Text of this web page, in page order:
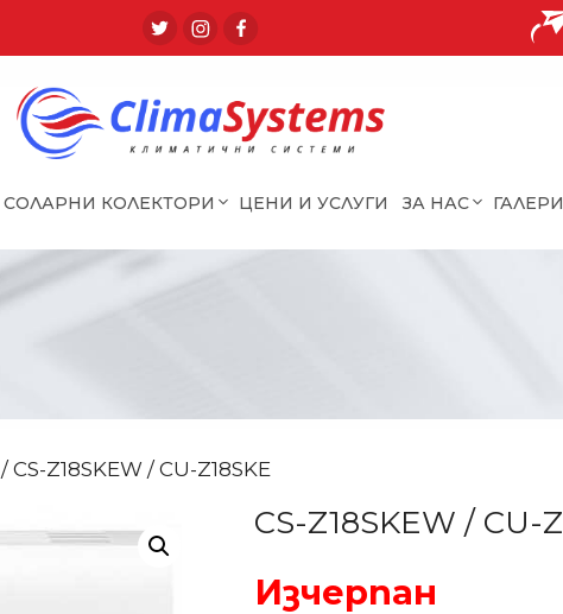
СОЛАРНИ КОЛЕКТОРИ ЦЕНИ И УСЛУГИ ЗА НАС
/ CS-Z18SKEW / CU-Z18SKE
CS-Z18SKEW / CU-
Изчерпан